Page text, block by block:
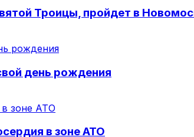
Троицы, пройдет в
день рождения
в зоне АТО